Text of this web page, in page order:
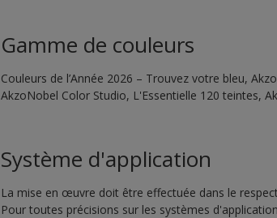
Gamme de couleurs
Couleurs de l’Année 2026 – Trouvez votre bleu,
AkzoNobel Color Studio, L'Essentielle 120 teintes,
Système d'application
La mise en œuvre doit être effectuée dans le
Pour toutes précisions sur les systèmes